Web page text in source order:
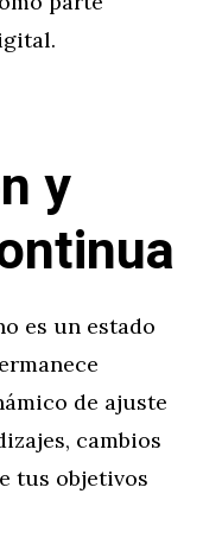
y
es un estado
de ajuste
cambios
tus objetivos